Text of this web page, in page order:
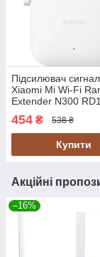
Підсилювач
Xiaomi Mi Wi-Fi
Extender N300
(DVB4398GL) white
454 ₴ 538 ₴
Купити
Акційні
–16%